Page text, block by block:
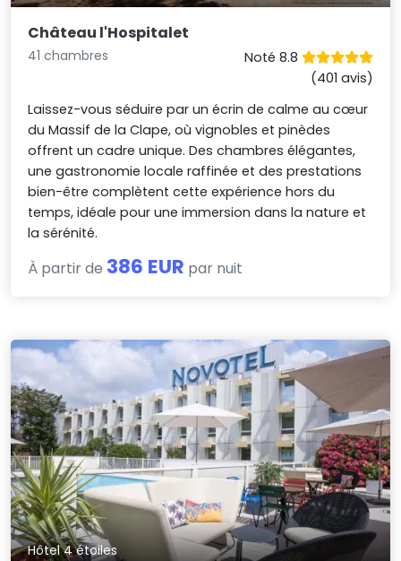
Château l'Hospitalet
41 chambres
Noté 8.8
(401 avis)
Laissez-vous séduire par un écrin de calme au cœur
du Massif de la Clape, où vignobles et pinèdes
offrent un cadre unique. Des chambres élégantes,
une gastronomie locale raffinée et des prestations
bien-être complètent cette expérience hors du
temps, idéale pour une immersion dans la nature et
la sérénité.
À partir de 386 EUR par nuit
Hôtel 4 étoiles